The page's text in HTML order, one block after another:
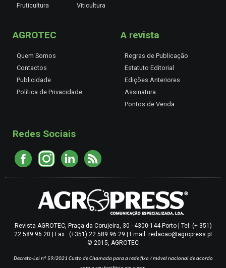
Fruticultura
Viticultura
AGROTEC
Quem Somos
Contactos
Publicidade
Política de Privacidade
A revista
Regras de Publicação
Estatuto Editorial
Edições Anteriores
Assinatura
Pontos de Venda
Redes Sociais
Revista AGROTEC, Praça da Corujeira, 30 - 4300-144 Porto | Tel: (+ 351)
22 589 96 20 | Fax : (+351) 22 589 96 29 | Email: redacao@agropress.pt
© 2015, AGROTEC
Decreto-Lei nº 59/2021 Custo de Chamada para a rede fixa / móvel nacional de acordo